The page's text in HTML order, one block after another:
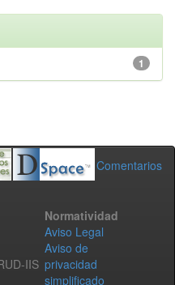
1
Comentarios
IIS
Normatividad
Aviso Legal
Aviso de
privacidad
simplificado